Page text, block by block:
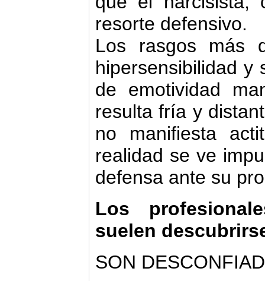
resorte defensivo.
Los rasgos más
hipersensibilidad y
de emotividad
resulta fría y
no manifiesta
realidad se ve
defensa ante su
Los
suelen
SON